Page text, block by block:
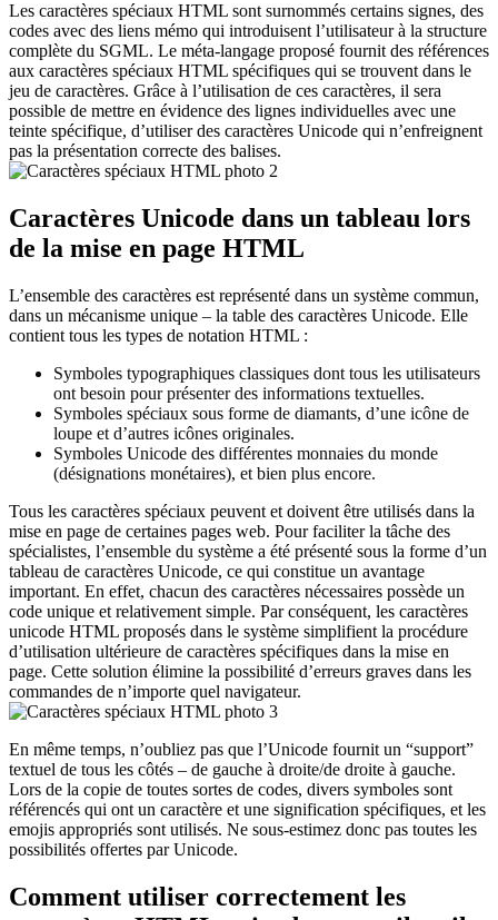
Les caractères spéciaux HTML sont surnommés certains signes, des
codes avec des liens mémo qui introduisent l’utilisateur à la structure
complète du SGML. Le méta-langage proposé fournit des références
aux caractères spéciaux HTML spécifiques qui se trouvent dans le
jeu de caractères. Grâce à l’utilisation de ces caractères, il sera
possible de mettre en évidence des lignes individuelles avec une
teinte spécifique, d’utiliser des caractères Unicode qui n’enfreignent
pas la présentation correcte des balises.
Caractères Unicode dans un tableau lors
de la mise en page HTML
L’ensemble des caractères est représenté dans un système commun,
dans un mécanisme unique – la table des caractères Unicode. Elle
contient tous les types de notation HTML :
Symboles typographiques classiques dont tous les utilisateurs
ont besoin pour présenter des informations textuelles.
Symboles spéciaux sous forme de diamants, d’une icône de
loupe et d’autres icônes originales.
Symboles Unicode des différentes monnaies du monde
(désignations monétaires), et bien plus encore.
Tous les caractères spéciaux peuvent et doivent être utilisés dans la
mise en page de certaines pages web. Pour faciliter la tâche des
spécialistes, l’ensemble du système a été présenté sous la forme d’un
tableau de caractères Unicode, ce qui constitue un avantage
important. En effet, chacun des caractères nécessaires possède un
code unique et relativement simple. Par conséquent, les caractères
unicode HTML proposés dans le système simplifient la procédure
d’utilisation ultérieure de caractères spécifiques dans la mise en
page. Cette solution élimine la possibilité d’erreurs graves dans les
commandes de n’importe quel navigateur.
En même temps, n’oubliez pas que l’Unicode fournit un “support”
textuel de tous les côtés – de gauche à droite/de droite à gauche.
Lors de la copie de toutes sortes de codes, divers symboles sont
référencés qui ont un caractère et une signification spécifiques, et les
emojis appropriés sont utilisés. Ne sous-estimez donc pas toutes les
possibilités offertes par Unicode.
Comment utiliser correctement les